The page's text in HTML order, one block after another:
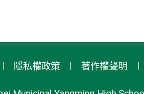
隱私權政策 著作權聲明